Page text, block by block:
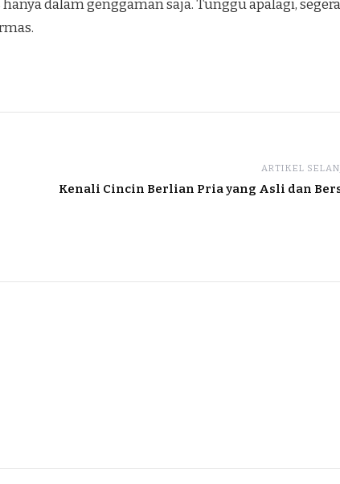
dalam genggaman saja. Tunggu apalagi,
ARTIKEL
Kenali Cincin Berlian Pria yang Asli dan